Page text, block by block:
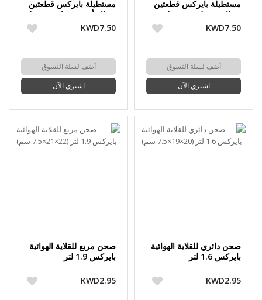
مستطيلة بايركس قطعتين
بغطاء (1.2 لتر + 2.5 لتر)
KWD7.50
أضف لسلة التسوق
اشتري الآن
مستطيلة بايركس قطعتين
بغطاء أزرق سماوي (1.2 لتر
+ 2.5 لتر)
KWD7.50
أضف لسلة التسوق
اشتري الآن
صحن دائري للقلاية الهوائية
بايركس 1.6 لتر
KWD2.95
صحن مربع للقلاية الهوائية
بايركس 1.9 لتر
KWD2.95